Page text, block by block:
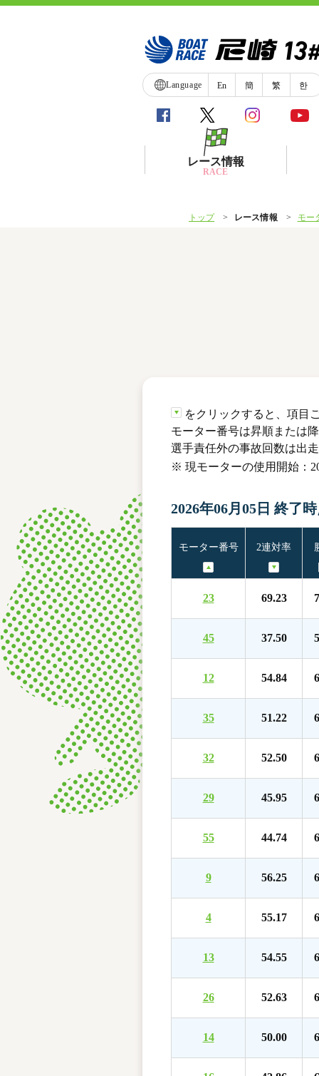
Language En 簡 繁 한
レース情報
RACE
トップ レース情報 モー
をクリックすると、項目
モーター番号は昇順または
選手責任外の事故回数は出
※ 現モーターの使用開始：
2026年06月05日 終了
モーター番号 2連対率
23 69.23
45 37.50
12 54.84
35 51.22
32 52.50
29 45.95
55 44.74
9 56.25
4 55.17
13 54.55
26 52.63
14 50.00